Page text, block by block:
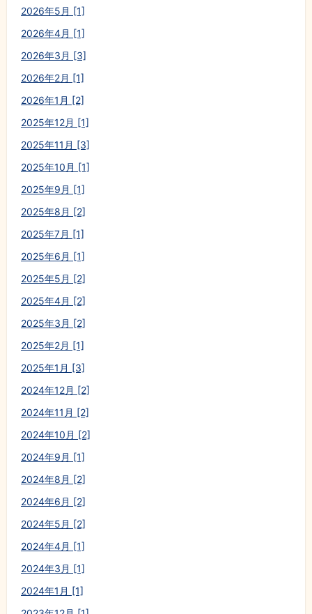
2026年5月 [1]
2026年4月 [1]
2026年3月 [3]
2026年2月 [1]
2026年1月 [2]
2025年12月 [1]
2025年11月 [3]
2025年10月 [1]
2025年9月 [1]
2025年8月 [2]
2025年7月 [1]
2025年6月 [1]
2025年5月 [2]
2025年4月 [2]
2025年3月 [2]
2025年2月 [1]
2025年1月 [3]
2024年12月 [2]
2024年11月 [2]
2024年10月 [2]
2024年9月 [1]
2024年8月 [2]
2024年6月 [2]
2024年5月 [2]
2024年4月 [1]
2024年3月 [1]
2024年1月 [1]